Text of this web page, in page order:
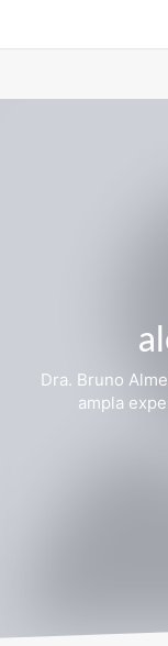
Dra. Bruno
ampla